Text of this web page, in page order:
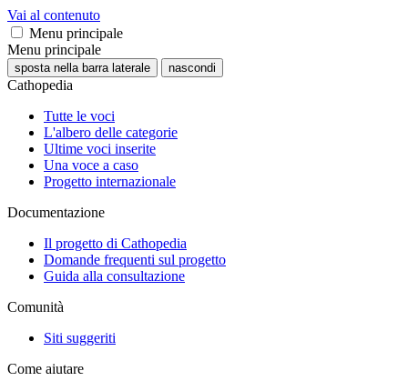
Vai al contenuto
Menu principale
Menu principale
sposta nella barra laterale nascondi
Cathopedia
Tutte le voci
L'albero delle categorie
Ultime voci inserite
Una voce a caso
Progetto internazionale
Documentazione
Il progetto di Cathopedia
Domande frequenti sul progetto
Guida alla consultazione
Comunità
Siti suggeriti
Come aiutare